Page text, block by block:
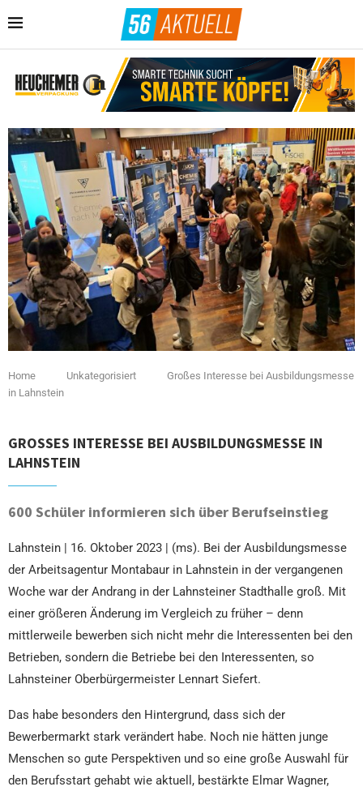
Home Unkategorisiert
Großes Interesse bei Ausbildungsmesse
in Lahnstein
GROSSES INTERESSE BEI AUSBILDUNGSMESSE IN L
AHNSTEIN
600 Schüler informieren sich über Berufseinstieg
Lahnstein | 16. Oktober 2023 | (ms). Bei der Ausbildungsmesse
der Arbeitsagentur Montabaur in Lahnstein in der vergangenen
Woche war der Andrang in der Lahnsteiner Stadthalle groß. Mit
einer größeren Änderung im Vergleich zu früher – denn
mittlerweile bewerben sich nicht mehr die Interessenten bei den
Betrieben, sondern die Betriebe bei den Interessenten, so
Lahnsteiner Oberbürgermeister Lennart Siefert.
Das habe besonders den Hintergrund, dass sich der
Bewerbermarkt stark verändert habe. Noch nie hätten junge
Menschen so gute Perspektiven und so eine große Auswahl für
den Berufsstart gehabt wie aktuell, bestärkte Elmar Wagner,